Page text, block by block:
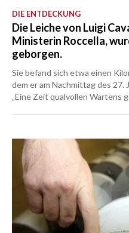
DIE ENTDECKUNG
Die Leiche von Luigi
Ministerin Roccella,
geborgen.
Sie befand sich etwa einen
dem er am Nachmittag des 27.
„Eine Zeit qualvollen Wartens